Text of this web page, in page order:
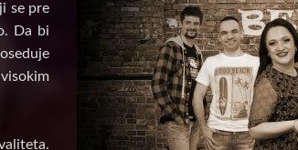
se pre
Da bi